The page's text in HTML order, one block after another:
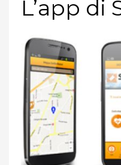
L’app di